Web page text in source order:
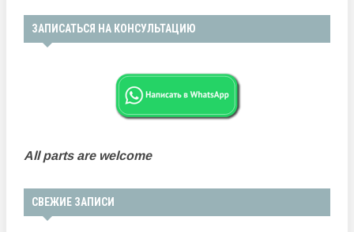
ЗАПИСАТЬСЯ НА КОНСУЛЬТАЦИЮ
All parts are welcome
СВЕЖИЕ ЗАПИСИ